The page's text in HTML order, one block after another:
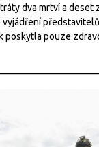
dva mrtví a deset
vyjádření
poskytla pouze